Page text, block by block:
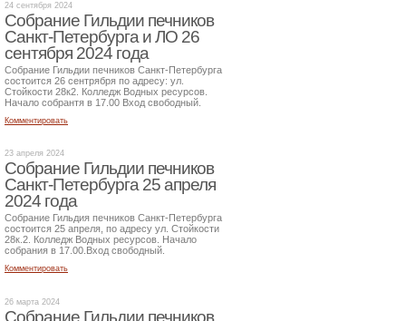
24 сентября 2024
Собрание Гильдии печников
Санкт-Петербурга и ЛО 26
сентября 2024 года
Собрание Гильдии печников Санкт-Петербурга
состоится 26 сентрября по адресу: ул.
Стойкости 28к2. Колледж Водных ресурсов.
Начало собрантя в 17.00 Вход свободный.
Комментировать
23 апреля 2024
Собрание Гильдии печников
Санкт-Петербурга 25 апреля
2024 года
Собрание Гильдия печников Санкт-Петербурга
состоится 25 апреля, по адресу ул. Стойкости
28к.2. Колледж Водных ресурсов. Начало
собрания в 17.00.Вход свободный.
Комментировать
26 марта 2024
Собрание Гильдии печников